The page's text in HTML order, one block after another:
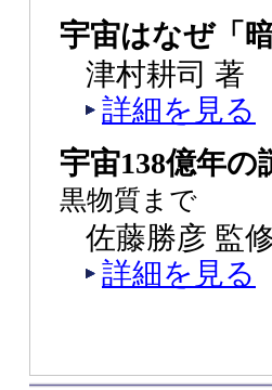
宇宙はなぜ「
津村耕司 著
詳細を見る
宇宙138億年
黒物質まで
佐藤勝彦 監
詳細を見る